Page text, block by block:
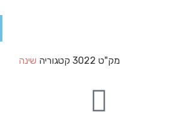
מק"ט 3022 קטגוריה שינה